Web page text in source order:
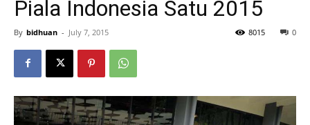
Piala Indonesia Satu 2015
By bidhuan - July 7, 2015 0
8015